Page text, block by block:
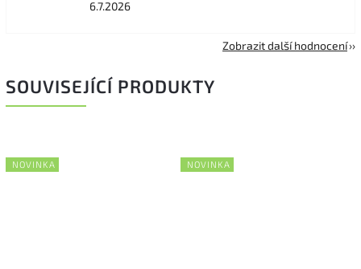
6.7.2026
Zobrazit další hodnocení
SOUVISEJÍCÍ PRODUKTY
NOVINKA NOVINKA